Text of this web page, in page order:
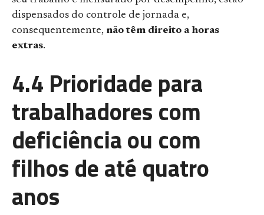
dispensados do controle de jornada e,
consequentemente, não têm direito a horas
extras.
4.4 Prioridade para
trabalhadores com
deficiência ou com
filhos de até quatro
anos